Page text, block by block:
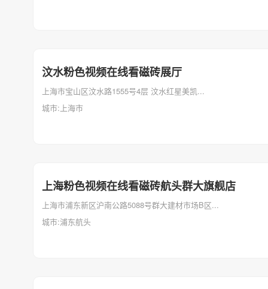
汶水粉色视频在线看磁砖展厅
上海市宝山区汶水路1555号4层 汶水红星美凯...
城市:上海市
上海粉色视频在线看磁砖航头群大旗舰店
上海市浦东新区沪南公路5088号群大建材市场B区...
城市:浦东航头